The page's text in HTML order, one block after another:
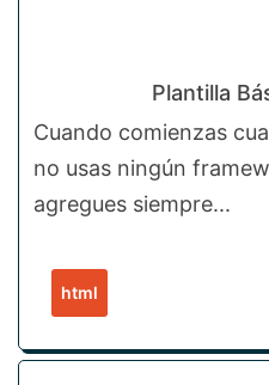
Plantilla
Cuando comienzas
no usas ningún
agregues siempre...
html